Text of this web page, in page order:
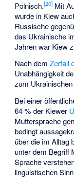
Polnisch.[20] Mit
wurde in Kiew
Russische
das Ukrainische
Jahren war Kiew
Nach demZerfall
Unabhängigkeit
zum Ukrainischen
Bei einer
64 % der Kiewer
Muttersprache
bedingt
über die im Alltag
unter dem Begriff
Sprache
linguistischen